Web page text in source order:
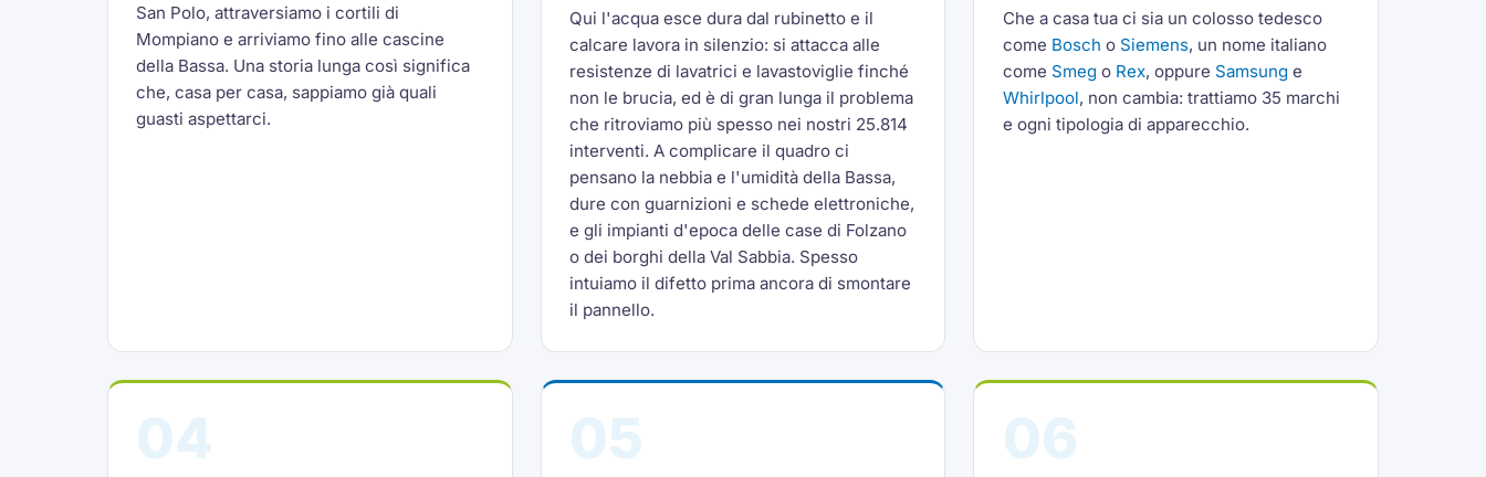
San Polo, attraversiamo i cortili di
Mompiano e arriviamo fino alle cascine
della Bassa. Una storia lunga così significa
che, casa per casa, sappiamo già quali
guasti aspettarci.
Qui l'acqua esce dura dal rubinetto e il
calcare lavora in silenzio: si attacca alle
resistenze di lavatrici e lavastoviglie finché
non le brucia, ed è di gran lunga il problema
che ritroviamo più spesso nei nostri 25.814
interventi. A complicare il quadro ci
pensano la nebbia e l'umidità della Bassa,
dure con guarnizioni e schede elettroniche,
e gli impianti d'epoca delle case di Folzano
o dei borghi della Val Sabbia. Spesso
intuiamo il difetto prima ancora di smontare
il pannello.
Che a casa tua ci sia un colosso tedesco
come Bosch o Siemens, un nome italiano
come Smego Rex, oppure Samsunge
Whirlpool, non cambia: trattiamo 35 marchi
e ogni tipologia di apparecchio.